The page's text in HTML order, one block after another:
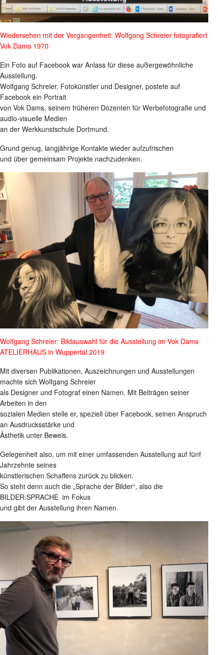
Wiedersehen mit der Vergangenheit: Wolfgang Schreier fotografiert
Vok Dams 1970
Ein Foto auf Facebook war Anlass für diese außergewöhnliche
Ausstellung.
Wolfgang Schreier, Fotokünstler und Designer, postete auf
Facebook ein Portrait
von Vok Dams, seinem früheren Dozenten für Werbefotografie und
audio-visuelle Medien
an der Werkkunstschule Dortmund.
Grund genug, langjährige Kontakte wieder aufzufrischen
und über gemeinsam Projekte nachzudenken.
Wolfgang Schreier: Bildauswahl für die Ausstellung im Vok Dams
ATELIERHAUS in Wuppertal 2019
Mit diversen Publikationen, Auszeichnungen und Ausstellungen
machte sich Wolfgang Schreier
als Designer und Fotograf einen Namen. Mit Beiträgen seiner
Arbeiten in den
sozialen Medien stelle er, speziell über Facebook, seinen Anspruch
an Ausdrucksstärke und
Ästhetik unter Beweis.
Gelegenheit also, um mit einer umfassenden Ausstellung auf fünf
Jahrzehnte seines
künstlerischen Schaffens zurück zu blicken.
So steht denn auch die „Sprache der Bilder“, also die
BILDER:SPRACHE im Fokus
und gibt der Ausstellung ihren Namen.